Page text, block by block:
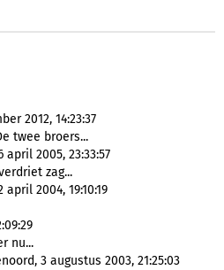
2012, 14:23:37
twee broers...
2005, 23:33:57
zag...
2004, 19:10:19
nu...
3 augustus 2003, 21:25:03